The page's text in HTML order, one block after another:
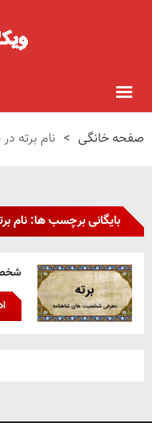
صفحه خانگی > نام برته
بایگانی برچسب ها: نام